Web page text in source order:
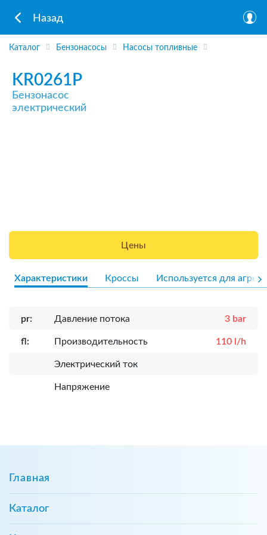
Назад
Каталог Бензонасосы Насосы топливные
KR0261P
Бензонасос
электрический
Цены
Характеристики Кроссы Используется для
pr: Давление потока 3 bar
fl: Производительность 110 l/h
Электрический ток
Напряжение
Главная
Каталог